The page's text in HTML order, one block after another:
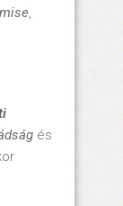
,
és